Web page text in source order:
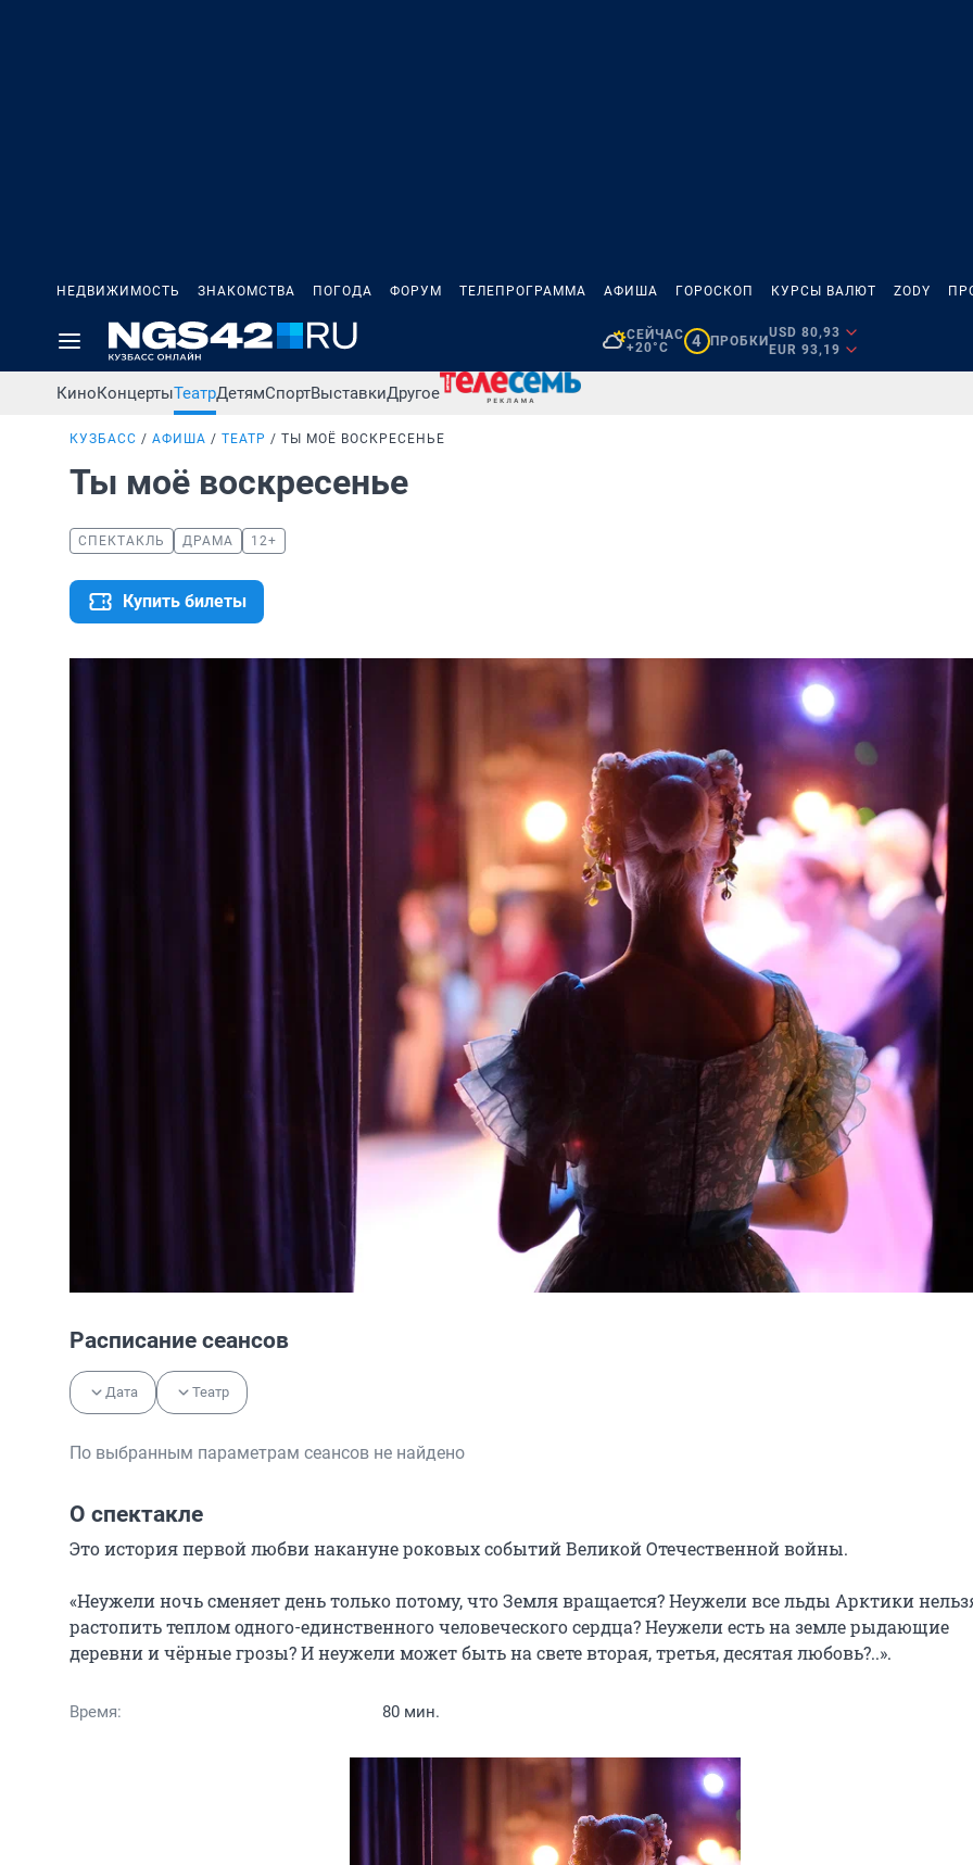
НЕДВИЖИМОСТЬ ЗНАКОМСТВА ПОГОДА ФОРУМ ТЕЛЕПРОГРАММА АФИША ГОРОСКОП КУРСЫ ВАЛЮТ ZODY
СЕЙЧАС
+20°C
4 ПРОБКИ
USD 80,93
EUR 93,19
КиноКонцертыТеатрДетямСпортВыставкиДругое
КУЗБАСС АФИША ТЕАТР ТЫ МОЁ ВОСКРЕСЕНЬЕ
Ты моё воскресенье
СПЕКТАКЛЬ ДРАМА 12+
Купить билеты
Расписание сеансов
Дата Театр
По выбранным параметрам сеансов не найдено
О спектакле
Это история первой любви накануне роковых событий Великой Отечественной войны.
«Неужели ночь сменяет день только потому, что Земля вращается? Неужели все льды Арктики
растопить теплом одного-единственного человеческого сердца? Неужели есть на земле рыдающие
деревни и чёрные грозы? И неужели может быть на свете вторая, третья, десятая любовь?..».
Время: 80 мин.